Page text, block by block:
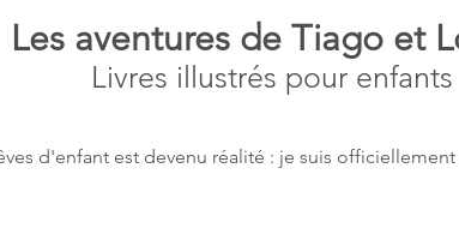
Les aventures de Tiago et
Livres illustrés pour enfants
d'enfant est devenu réalité : je suis officiellement